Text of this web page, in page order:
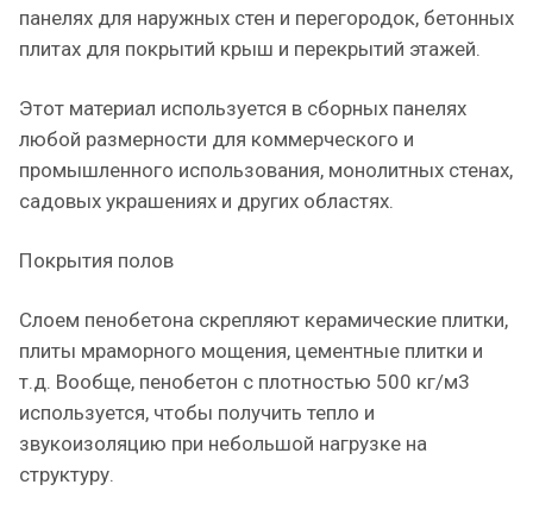
панелях для наружных стен и перегородок, бетонных
плитах для покрытий крыш и перекрытий этажей.
Этот материал используется в сборных панелях
любой размерности для коммерческого и
промышленного использования, монолитных стенах,
садовых украшениях и других областях.
Покрытия полов
Слоем пенобетона скрепляют керамические плитки,
плиты мраморного мощения, цементные плитки и
т.д. Вообще, пенобетон с плотностью 500 кг/м3
используется, чтобы получить тепло и
звукоизоляцию при небольшой нагрузке на
структуру.